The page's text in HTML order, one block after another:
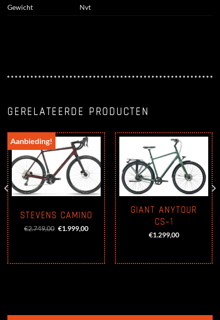
Gewicht
Nvt
GERELATEERDE PRODUCTEN
Aanbieding!
STEVENS CAMINO
€2.749,00 Oorspronkelijke
€1.999,00Huidige
€1.999,00.
GIANT ANYTOUR
CS-1
€1.299,00